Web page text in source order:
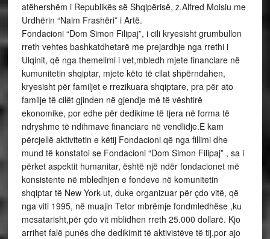
atëhershëm i Republikës së Shqipërisë, z.Alfred Moisiu me
Urdhërin “Naim Frashëri” i Artë.
Fondacioni “Dom Simon Filipaj”, i cili kryesisht grumbullon
rreth vehtes bashkatdhetarë me prejardhje nga rrethi i
Ulqinit, që nga themelimi i vet,mbledh mjete financiare në
kumunitetin shqiptar, mjete këto të cilat shpërndahen,
kryesisht për familjet e rrezikuara shqiptare, pra për ato
familje të cilët gjinden në gjendje më të vështirë
ekonomike, por edhe për dedikime të tjera në forma të
ndryshme të ndihmave financiare në vendlidje.E kam
përcjellë aktivitetin e këtij Fondacioni që nga fillimi dhe
mund të konstatoi se Fondacioni “Dom Simon Filipaj” , sa i
përket aspektit humanitar, është një ndër fondacionet më
konsistente në mbledhjen e fondeve në komunitetin
shqiptar të New York-ut, duke organizuar për çdo vitë, që
nga viti 1995, në muajin Tetor mbrëmje fondmledhëse ,ku
mesatarisht,për çdo vit mblidhen rreth 25.000 dollarë. Kjo
arrihet falë punës dhe dedikimit të aktivistëve të tij,por ajo